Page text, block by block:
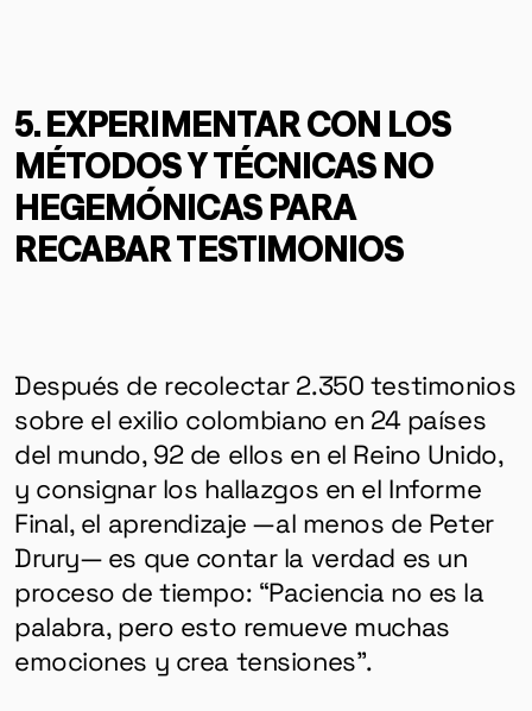
5. EXPERIMENTAR CON LOS
MÉTODOS Y TÉCNICAS NO
HEGEMÓNICAS PARA
RECABAR TESTIMONIOS
Después de recolectar 2.350 testimonios
sobre el exilio colombiano en 24 países
del mundo, 92 de ellos en el Reino Unido,
y consignar los hallazgos en el Informe
Final, el aprendizaje —al menos de Peter
Drury— es que contar la verdad es un
proceso de tiempo: “Paciencia no es la
palabra, pero esto remueve muchas
emociones y crea tensiones”.